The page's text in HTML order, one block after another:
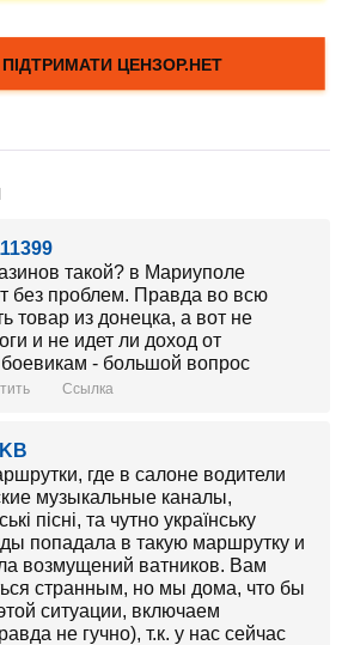
такой? в Мариуполе
без проблем. Правда во всю
товар из донецка, а вот не
и не идет ли доход от
боевикам - большой вопрос
Ссылка
где в салоне водители
музыкальные каналы,
пісні, та чутно українську
попадала в такую маршрутку и
возмущений ватников. Вам
странным, но мы дома, что бы
ситуации, включаем
не гучно), т.к. у нас сейчас